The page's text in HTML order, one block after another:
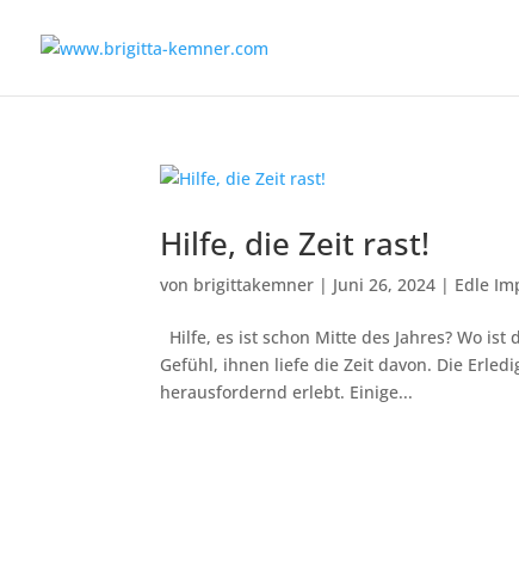
Hilfe, die Zeit rast!
von brigittakemner | Juni 26, 2024 | Edle
Hilfe, es ist schon Mitte des Jahres? Wo
Gefühl, ihnen liefe die Zeit davon. Die
herausfordernd erlebt. Einige...